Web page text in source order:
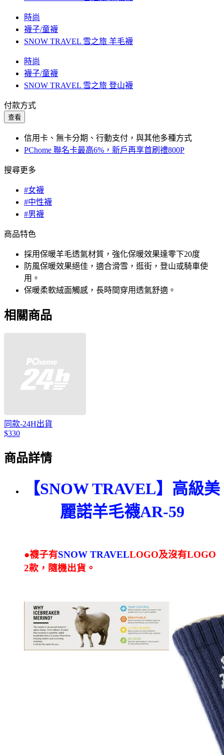
時尚
襪子/童襪
SNOW TRAVEL 雪之旅 羊毛襪
時尚
襪子/童襪
SNOW TRAVEL 雪之旅 登山襪
付款方式
查看
信用卡、無卡分期、行動支付，與其他多種方式
PChome 聯名卡最高6%，新戶再享首刷禮800P
搜尋更多
#女襪
#中性襪
#男襪
商品特色
採用保暖羊毛透氣材質，強化保暖效果達零下20度
防風保暖效果絕佳，適合滑雪，逛街，登山或騎車使
用。
保暖柔軟絨面觸感，長時間穿用透氣舒適。
相關商品
同款-24H出貨
$330
商品詳情
【SNOW TRAVEL】高級美
麗諾羊毛襪AR-59
●襪子有SNOW TRAVELLOGO及沒有LOGO
2款，隨機出貨。